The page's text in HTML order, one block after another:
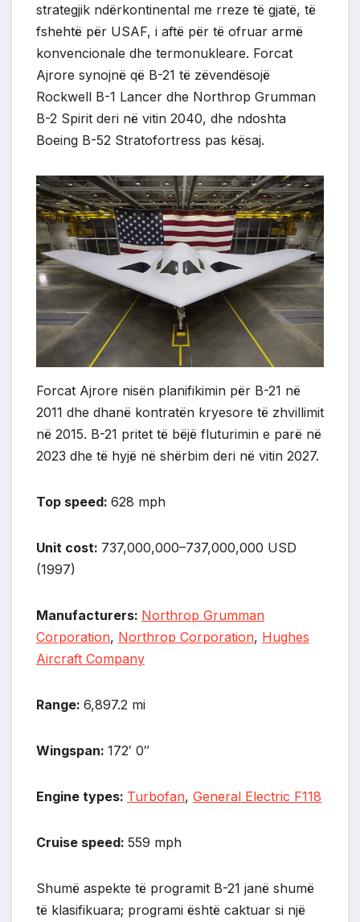
strategjik ndërkontinental me rreze të gjatë, të
fshehtë për USAF, i aftë për të ofruar armë
konvencionale dhe termonukleare. Forcat
Ajrore synojnë që B-21 të zëvendësojë
Rockwell B-1 Lancer dhe Northrop Grumman
B-2 Spirit deri në vitin 2040, dhe ndoshta
Boeing B-52 Stratofortress pas kësaj.
Forcat Ajrore nisën planifikimin për B-21 në
2011 dhe dhanë kontratën kryesore të zhvillimit
në 2015. B-21 pritet të bëjë fluturimin e parë në
2023 dhe të hyjë në shërbim deri në vitin 2027.
Top speed: 628 mph
Unit cost: 737,000,000–737,000,000 USD
(1997)
Manufacturers: Northrop Grumman
Corporation, Northrop Corporation, Hughes
Aircraft Company
Range: 6,897.2 mi
Wingspan: 172′ 0″
Engine types: Turbofan, General Electric F118
Cruise speed: 559 mph
Shumë aspekte të programit B-21 janë shumë
të klasifikuara; programi është caktuar si një